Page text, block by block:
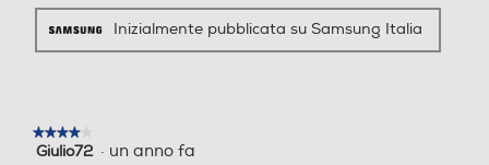
USB Type-C 3.2 Bluetooth
5.4 Wi-Fi 7 802.11a/b/g/n/
Galileo, QZSS Wi-Fi Direct™
Inizialmente pubblicata su Samsung Italia
★★★★★
★★★★★
4Giulio72 · un anno fa